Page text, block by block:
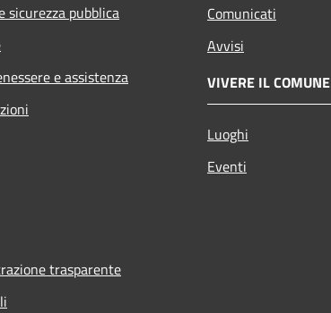
sicurezza pubblica
e assistenza
Comunicati
Avvisi
VIVERE IL COMUNE
Luoghi
Eventi
trasparente